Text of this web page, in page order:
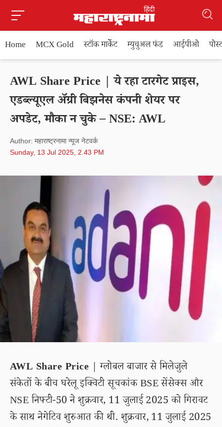
Home MCX Gold स्टॉक मार्केट म्युचुअल फंड आईपीओ
AWL Share Price | ये रहा टारगेट प्राइस,
एडब्ल्यूएल अ‍ॅग्री बिझनेस कंपनी शेयर पर
अपडेट, मौका न चुके – NSE: AWL
Author: महाराष्ट्रनामा न्यूज नेटवर्क
Sunday, 13 Jul 2025, 2.43 PM
AWL Share Price | ग्लोबल बाजार से मिलेजुले
संकेतों के बीच घरेलू इक्विटी सूचकांक BSE सेंसेक्स और
NSE निफ्टी-50 ने शुक्रवार, 11 जुलाई 2025 को गिरावट
के साथ नेगेटिव शुरुआत की थी. शुक्रवार, 11 जुलाई 2025